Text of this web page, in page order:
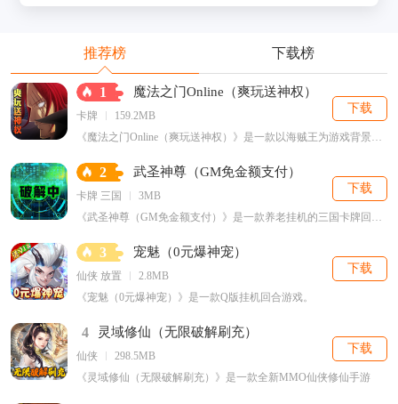
推荐榜 下载榜
1 魔法之门Online（爽玩送神权）
卡牌
159.2MB
《魔法之门Online（爽玩送神权）》是一款以海贼王为游戏背景的卡牌手游。
下载
2 武圣神尊（GM免金额支付）
卡牌 三国
3MB
《武圣神尊（GM免金额支付）》是一款养老挂机的三国卡牌回合游戏。
下载
3 宠魅（0元爆神宠）
仙侠 放置
2.8MB
《宠魅（0元爆神宠）》是一款Q版挂机回合游戏。
下载
4 灵域修仙（无限破解刷充）
仙侠
298.5MB
《灵域修仙（无限破解刷充）》是一款全新MMO仙侠修仙手游
下载